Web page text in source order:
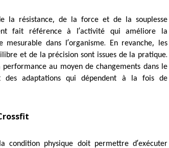
la résistance, de la force et de la souplesse
fait référence à l’activité qui améliore la
mesurable dans l ’organisme. En revanche,
les
et de la précision sont issues de la pratique.
au moyen de changements dans le
des adaptations qui dépendent à la fois de
condition physique doit permettre d’exécuter